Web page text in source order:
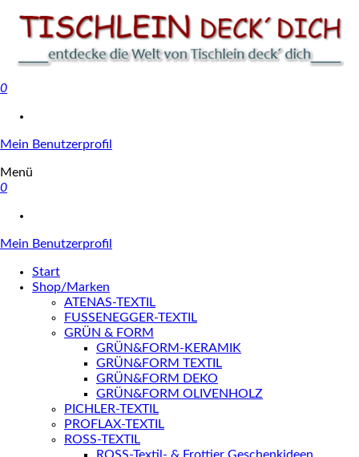
0
Mein Benutzerprofil
Menü
0
Mein Benutzerprofil
Start
Shop/Marken
ATENAS-TEXTIL
FUSSENEGGER-TEXTIL
GRÜN & FORM
GRÜN&FORM-KERAMIK
GRÜN&FORM TEXTIL
GRÜN&FORM DEKO
GRÜN&FORM OLIVENHOLZ
PICHLER-TEXTIL
PROFLAX-TEXTIL
ROSS-TEXTIL